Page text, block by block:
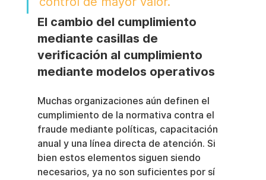
El cambio del cumplimiento
mediante casillas de
verificación al cumplimiento
mediante modelos operativos
Muchas organizaciones aún definen el
cumplimiento de la normativa contra el
fraude mediante políticas, capacitación
anual y una línea directa de atención. Si
bien estos elementos siguen siendo
necesarios, ya no son suficientes por sí